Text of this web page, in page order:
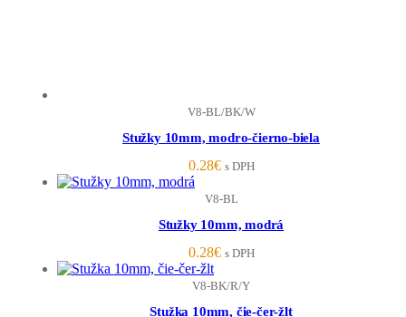
V8-BL/BK/W
Stužky 10mm, modro-čierno-biela
0.28€ s DPH
V8-BL
Stužky 10mm, modrá
0.28€ s DPH
V8-BK/R/Y
Stužka 10mm, čie-čer-žlt